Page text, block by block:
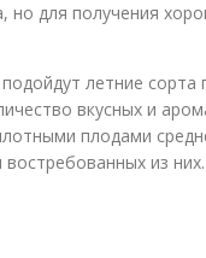
но для получения
летние сорта
вкусных и
плодами
из них.